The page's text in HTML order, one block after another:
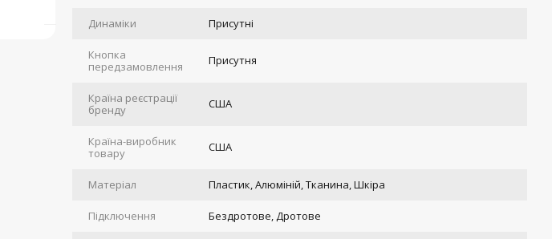
Динаміки Присутні
Кнопка
передзамовлення
Присутня
Країна реєстрації
бренду
США
Країна-виробник
товару
США
Матеріал Пластик, Алюміній, Тканина, Шкіра
Підключення Бездротове, Дротове